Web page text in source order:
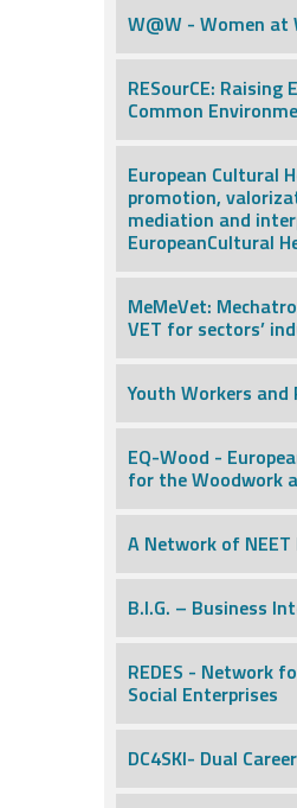
W@W - Women at
RESourCE:
Common
European Cultural
promotion,
mediation and
EuropeanCultural
MeMeVet:
VET for sectors’
Youth Workers
EQ-Wood -
for the Woodwork
A Network of
B.I.G. – Business
REDES - Network
Social Enterprises
DC4SKI- Dual